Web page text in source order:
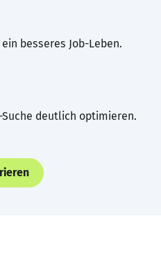
besseres Job-Leben.
deutlich optimieren.